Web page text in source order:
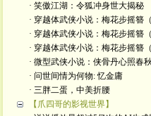
· 笑傲江湖：令狐冲身世大揭秘
· 穿越体武侠小说：梅花步摇簪
· 穿越体武侠小说：梅花步摇簪
· 穿越体武侠小说：梅花步摇簪
· 微型武侠小说：侠骨丹心照春秋
· 问世间情为何物: 忆金庸
· 三胖二蛋，中美折腰
【爪四哥的影视世界】